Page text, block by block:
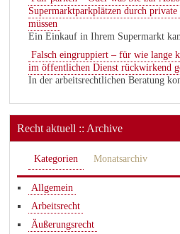
Supermarktparkplätzen durch
müssen
Ein Einkauf in Ihrem Supermarkt
Falsch eingruppiert – für wie lange
im öffentlichen Dienst rückwirkend
In der arbeitsrechtlichen Beratung
Recht aktuell :: Archive
Kategorien Monatsarchiv
Allgemein
Arbeitsrecht
Äußerungsrecht